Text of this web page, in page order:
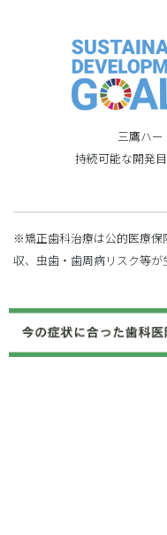
三鷹ハ
持続可能な開発
※矯正歯科治療は公的医療保
収、虫歯・歯周病リスク等が